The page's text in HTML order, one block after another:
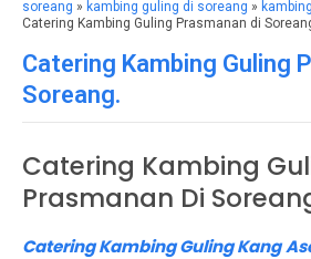
soreang » kambing guling di soreang »
Catering Kambing Guling Prasmanan di
Catering Kambing Guling
Soreang.
Catering Kambing
Prasmanan Di
Catering Kambing Guling Kang